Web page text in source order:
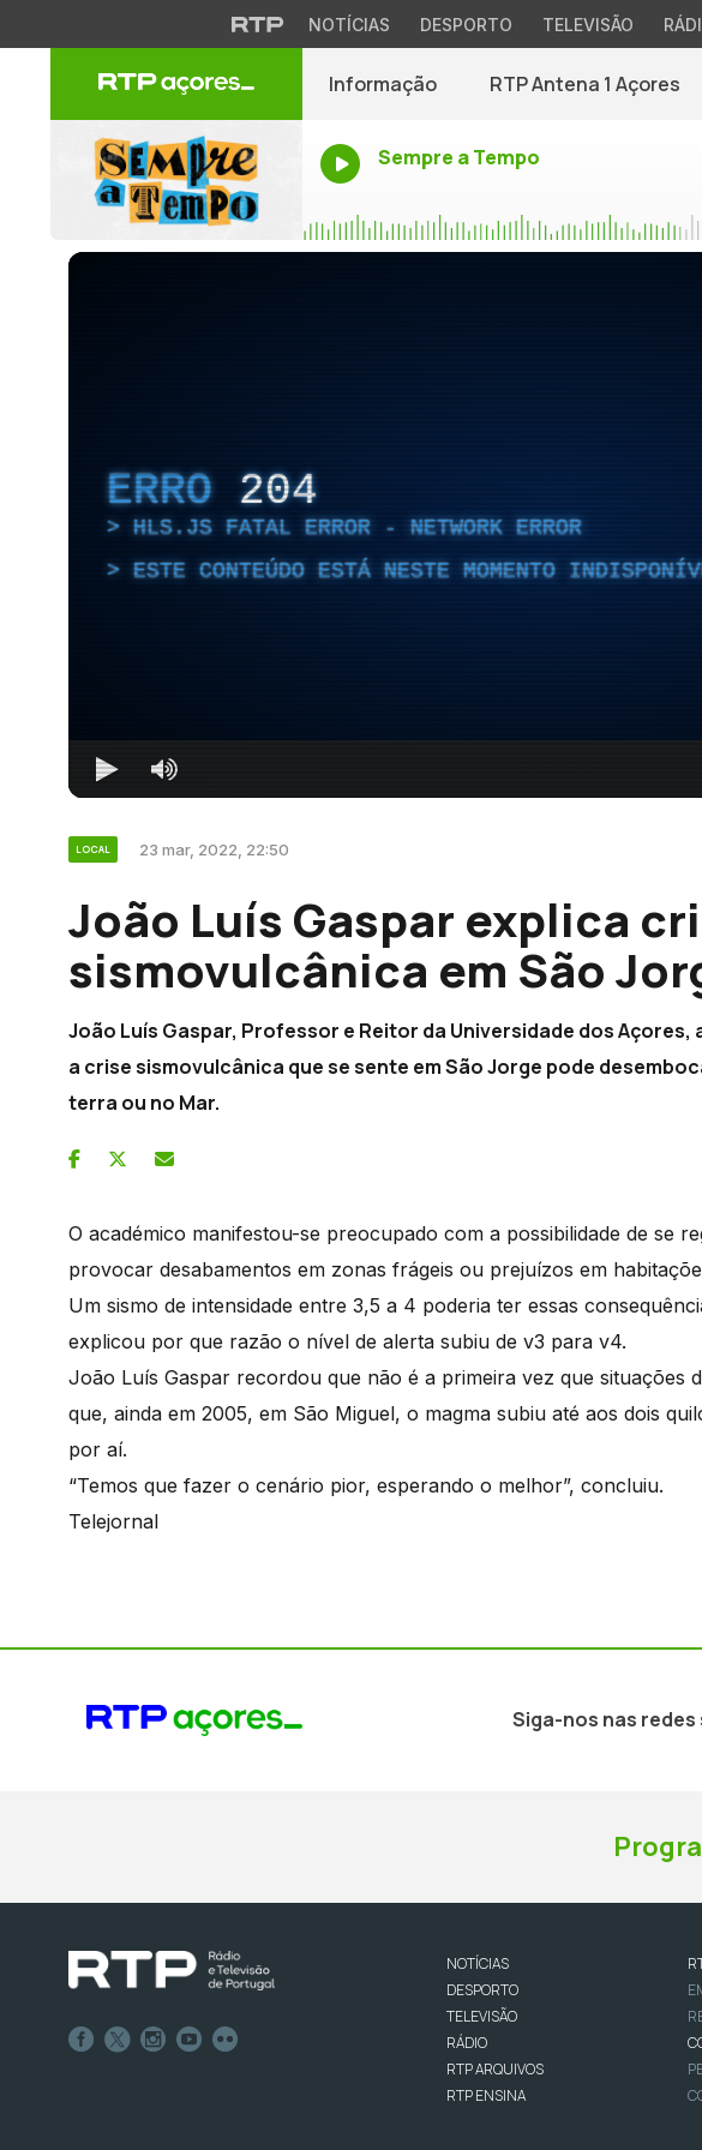
NOTÍCIAS DESPORTO TELEVISÃO
Informação RTP Antena 1 Açores
Sempre a Tempo
ERRO 204
HLS.JS FATAL ERROR - NETWORK ERROR
ESTE CONTEÚDO ESTÁ NESTE MOMENTO
LOCAL 23 mar, 2022, 22:50
João Luís Gaspar explica
sismovulcânica em São
João Luís Gaspar, Professor e Reitor da Universidade dos Açores,
a crise sismovulcânica que se sente em São Jorge pode
terra ou no Mar.
O académico manifestou-se preocupado com a possibilidade de se
provocar desabamentos em zonas frágeis ou prejuízos em
Um sismo de intensidade entre 3,5 a 4 poderia ter essas
explicou por que razão o nível de alerta subiu de v3 para v4.
João Luís Gaspar recordou que não é a primeira vez que situações
que, ainda em 2005, em São Miguel, o magma subiu até aos dois
por aí.
“Temos que fazer o cenário pior, esperando o melhor”, concluiu.
Telejornal
Siga-nos nas redes
NOTÍCIAS
DESPORTO
TELEVISÃO
RÁDIO
RTP ARQUIVOS
RTP ENSINA